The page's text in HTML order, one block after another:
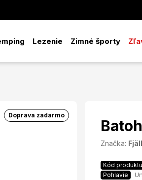
Lezenie Zimné športy
Doprava zadarmo
Značka:
Kód produktu
Pohlavie